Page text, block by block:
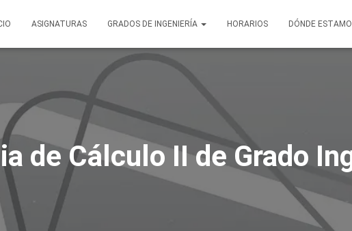
ASIGNATURAS GRADOS DE INGENIERÍA HORARIOS DÓNDE
de Cálculo II de Grado